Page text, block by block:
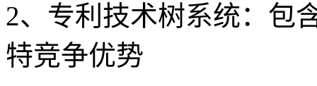
2、专利技术树系统：包
特竞争优势